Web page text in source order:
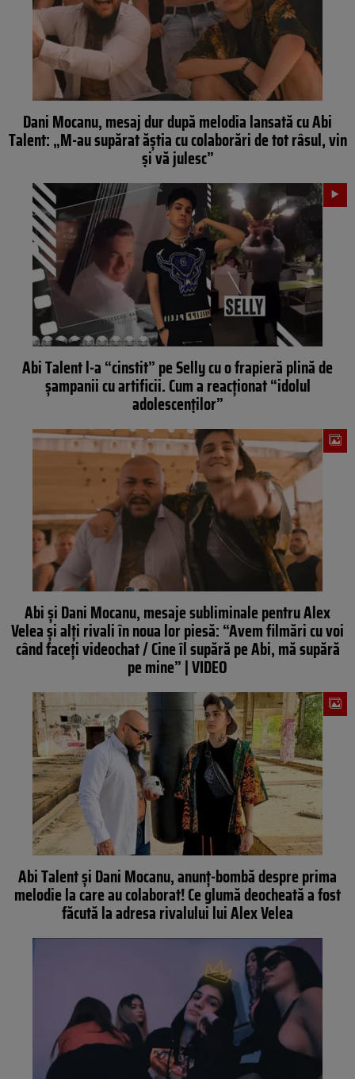
Dani Mocanu, mesaj dur după melodia lansată cu Abi
Talent: „M-au supărat ăștia cu colaborări de tot râsul, vin
și vă julesc”
Abi Talent l-a “cinstit” pe Selly cu o frapieră plină de
șampanii cu artificii. Cum a reacționat “idolul
adolescenților”
Abi și Dani Mocanu, mesaje subliminale pentru Alex
Velea și alți rivali în noua lor piesă: “Avem filmări cu voi
când faceți videochat / Cine îl supără pe Abi, mă supără
pe mine” | VIDEO
Abi Talent și Dani Mocanu, anunț-bombă despre prima
melodie la care au colaborat! Ce glumă deocheată a fost
făcută la adresa rivalului lui Alex Velea